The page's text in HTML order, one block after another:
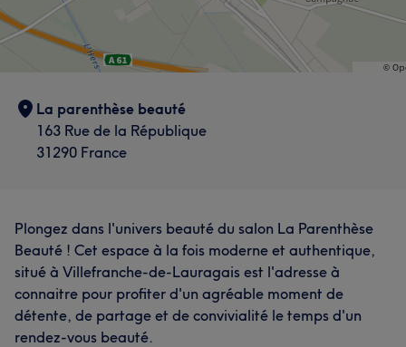
La parenthèse beauté
163 Rue de la République
31290 France
Plongez dans l'univers beauté du salon La Parenthèse
Beauté ! Cet espace à la fois moderne et authentique,
situé à Villefranche-de-Lauragais est l'adresse à
connaitre pour profiter d'un agréable moment de
détente, de partage et de convivialité le temps d'un
rendez-vous beauté.